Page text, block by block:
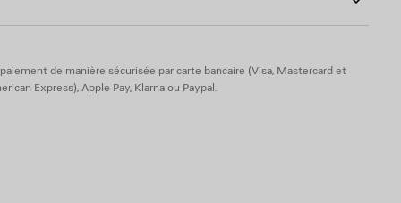
de manière sécurisée par carte bancaire (Visa, Mastercard et
Express), Apple Pay, Klarna ou Paypal.